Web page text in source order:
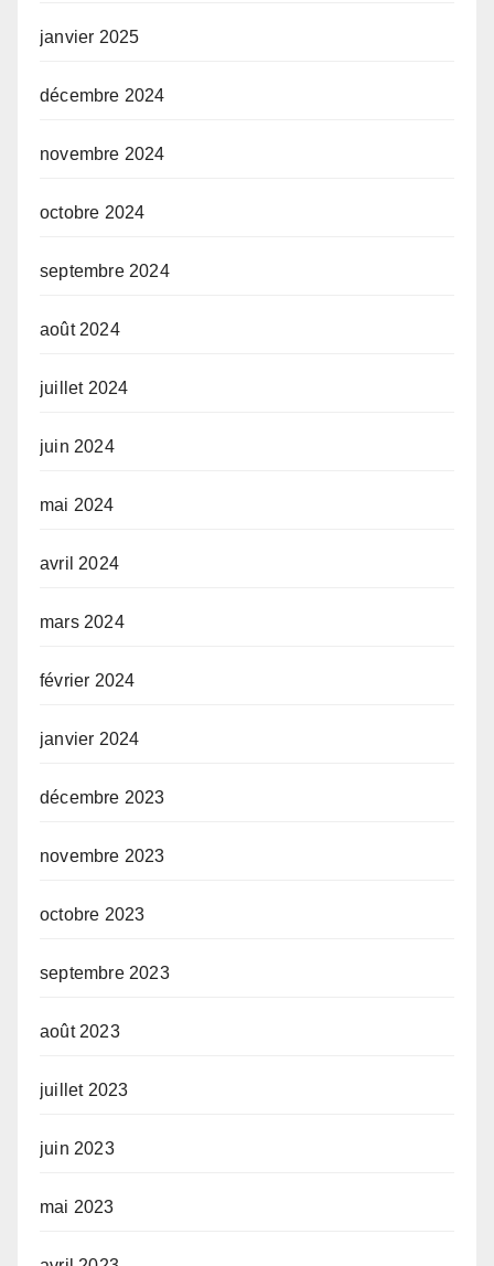
janvier 2025
décembre 2024
novembre 2024
octobre 2024
septembre 2024
août 2024
juillet 2024
juin 2024
mai 2024
avril 2024
mars 2024
février 2024
janvier 2024
décembre 2023
novembre 2023
octobre 2023
septembre 2023
août 2023
juillet 2023
juin 2023
mai 2023